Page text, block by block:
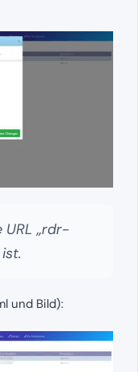
URL „rdr-
und Bild):